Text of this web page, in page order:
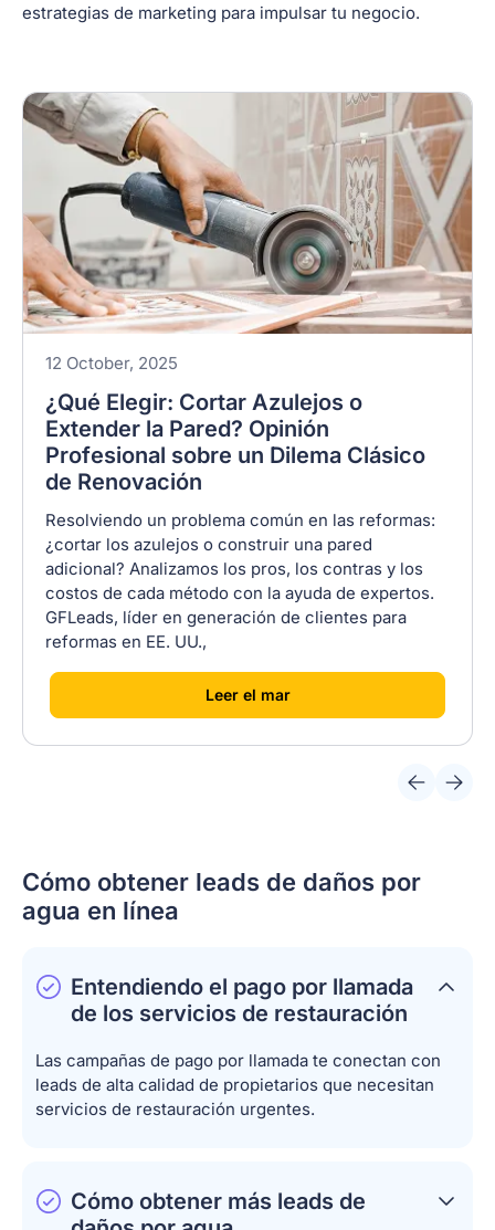
estrategias de marketing para impulsar tu negocio.
12 October, 2025
¿Qué Elegir: Cortar Azulejos o
Extender la Pared? Opinión
Profesional sobre un Dilema Clásico
de Renovación
Resolviendo un problema común en las reformas:
¿cortar los azulejos o construir una pared
adicional? Analizamos los pros, los contras y los
costos de cada método con la ayuda de expertos.
GFLeads, líder en generación de clientes para
reformas en EE. UU.,
[Leer el mar]
Cómo obtener leads de daños por
agua en línea
Entendiendo el pago por llamada
de los servicios de restauración
Las campañas de pago por llamada te conectan con
leads de alta calidad de propietarios que necesitan
servicios de restauración urgentes.
Cómo obtener más leads de